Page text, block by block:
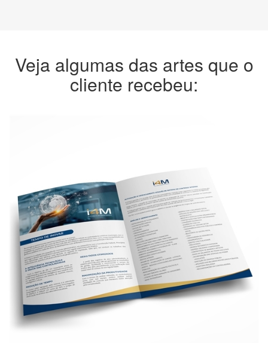
Veja algumas das artes que o
cliente recebeu: